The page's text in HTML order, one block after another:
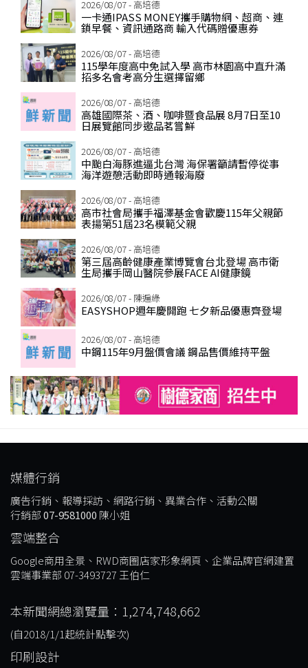
2026/08/07 - 高培德
一卡通IPASS MONEY攜手購物網、超商、連
鎖早餐、資訊通路商 輸入代碼贈優惠券
2026/08/07 - 高培德
115學年度高中免試入學 高市林園高中直升滿
招多名會考高分生選擇留鄉
2026/08/07 - 高培德
高雄國際茶、酒、咖啡暨食品展 8月7日至10
日展覽館同步邀品茗嘗鮮
2026/08/07 - 高培德
中颱白海豚進逼北台灣 海保署籲請暫停從事
海洋遊憩活動即時通報海廢
2026/08/07 - 高培德
高市社會局攜手福澤基金會歡慶115年父親節
表揚第51屆23名模範父親
2026/08/07 - 高培德
第三屆高齡健康產業博覽會台北登場 高市衛
生局攜手岡山醫院參展FACE AI健康鏡
2026/08/07 - 陳遍綠
EASYSHOP週年慶開跑 七夕新品優惠齊登場
2026/08/07 - 高培德
中鋼115年9月盤價會議 鋼品售價維持平盤
媒體行銷
廣告行銷、報導採訪、網路行銷、異業合作、活動公關
行銷部07-9581000 陳小姐
雲端整合
Google商用全景、RWD商圈店家形象網頁、企業品牌官網建置
雲端事業部 07-3493727 王伯仁
本新聞網總瀏覽量：1,274,748,662
(自2018/1/1起統計點擊次)
印刷設計